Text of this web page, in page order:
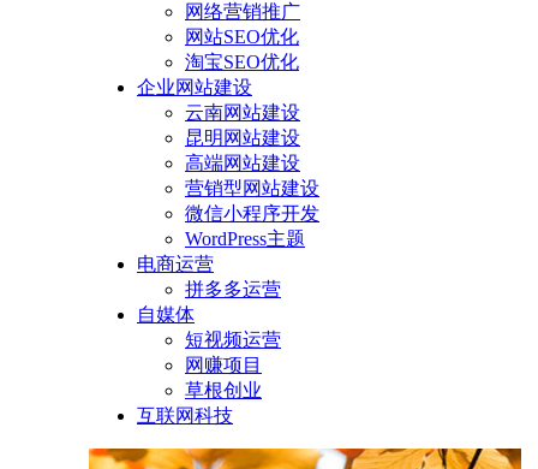
网络营销推广
网站SEO优化
淘宝SEO优化
企业网站建设
云南网站建设
昆明网站建设
高端网站建设
营销型网站建设
微信小程序开发
WordPress主题
电商运营
拼多多运营
自媒体
短视频运营
网赚项目
草根创业
互联网科技